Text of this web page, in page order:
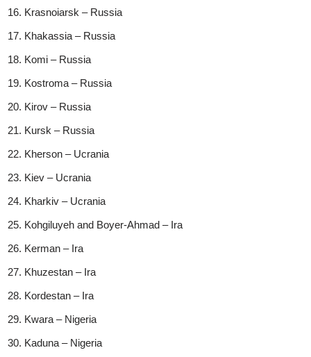
Krasnoiarsk – Russia
Khakassia – Russia
Komi – Russia
Kostroma – Russia
Kirov – Russia
Kursk – Russia
Kherson – Ucrania
Kiev – Ucrania
Kharkiv – Ucrania
Kohgiluyeh and Boyer-Ahmad – Ira
Kerman – Ira
Khuzestan – Ira
Kordestan – Ira
Kwara – Nigeria
Kaduna – Nigeria